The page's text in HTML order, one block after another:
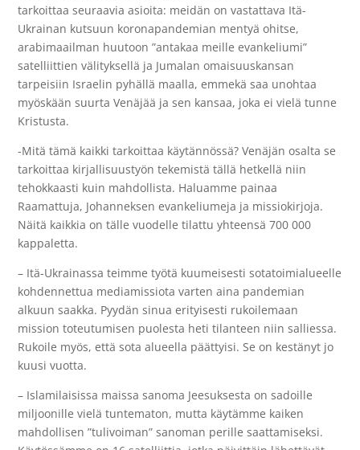
tarkoittaa seuraavia asioita: meidän on vastattava Itä-
Ukrainan kutsuun koronapandemian mentyä ohitse,
arabimaailman huutoon ”antakaa meille evankeliumi”
satelliittien välityksellä ja Jumalan omaisuuskansan
tarpeisiin Israelin pyhällä maalla, emmekä saa unohtaa
myöskään suurta Venäjää ja sen kansaa, joka ei vielä tunne
Kristusta.
-Mitä tämä kaikki tarkoittaa käytännössä? Venäjän osalta se
tarkoittaa kirjallisuustyön tekemistä tällä hetkellä niin
tehokkaasti kuin mahdollista. Haluamme painaa
Raamattuja, Johanneksen evankeliumeja ja missiokirjoja.
Näitä kaikkia on tälle vuodelle tilattu yhteensä 700 000
kappaletta.
– Itä-Ukrainassa teimme työtä kuumeisesti sotatoimialueelle
kohdennettua mediamissiota varten aina pandemian
alkuun saakka. Pyydän sinua erityisesti rukoilemaan
mission toteutumisen puolesta heti tilanteen niin salliessa.
Rukoile myös, että sota alueella päättyisi. Se on kestänyt jo
kuusi vuotta.
– Islamilaisissa maissa sanoma Jeesuksesta on sadoille
miljoonille vielä tuntematon, mutta käytämme kaiken
mahdollisen ”tulivoiman” sanoman perille saattamiseksi.